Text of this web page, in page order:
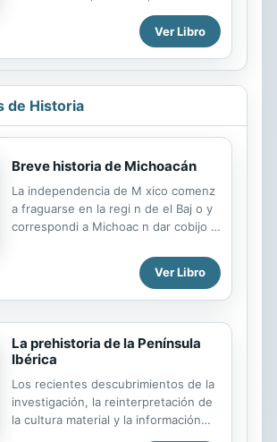
85, 87, 89, 91-92, 96, 99.
Ver Libro
de Historia
Breve historia de Michoacán
La independencia de M xico comenz
a fraguarse en la regi n de el Baj o y
correspondi a Michoac n dar cobijo al
al tribunal justiciero del insurrecto
Morelos. Estos hechos, as como los
que concretan su fundaci n,
estado que alguna vez se conoci
como el Gran Michoac n.
Ver Libro
La prehistoria de la Península
Ibérica
Los recientes descubrimientos de la
investigación, la reinterpretación de
la cultura material y la información